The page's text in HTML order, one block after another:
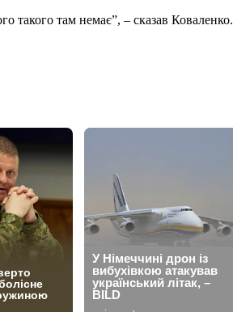
такого там немає”, – сказав Коваленко.